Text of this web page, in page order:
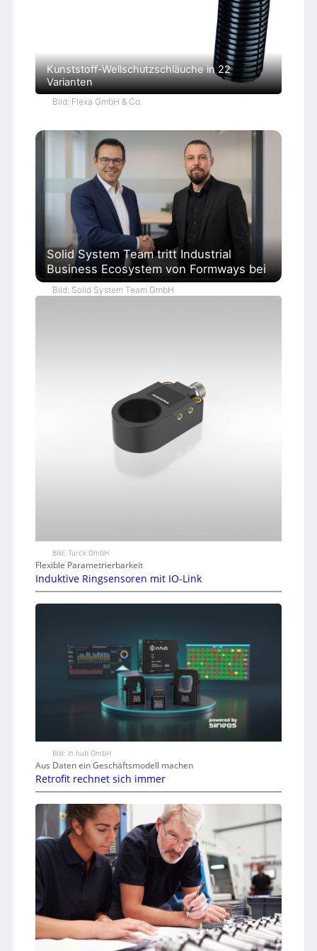
Kunststoff-Wellschutzschläuche in 22
Varianten
Bild: Flexa GmbH & Co.
Solid System Team tritt Industrial
Business Ecosystem von Formways bei
Bild: Solid System Team GmbH
Bild: Turck GmbH
Flexible Parametrierbarkeit
Induktive Ringsensoren mit IO-Link
Bild: in.hub GmbH
Aus Daten ein Geschäftsmodell machen
Retrofit rechnet sich immer